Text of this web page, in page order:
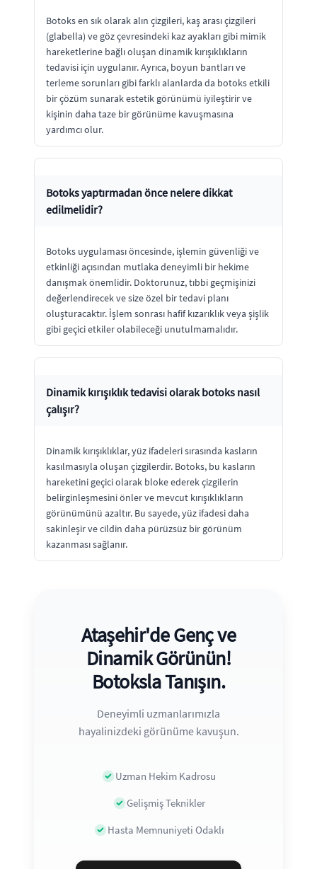
Botoks en sık olarak alın çizgileri, kaş arası çizgileri
(glabella) ve göz çevresindeki kaz ayakları gibi mimik
hareketlerine bağlı oluşan dinamik kırışıklıkların
tedavisi için uygulanır. Ayrıca, boyun bantları ve
terleme sorunları gibi farklı alanlarda da botoks etkili
bir çözüm sunarak estetik görünümü iyileştirir ve
kişinin daha taze bir görünüme kavuşmasına
yardımcı olur.
Botoks yaptırmadan önce nelere dikkat
edilmelidir?
Botoks uygulaması öncesinde, işlemin güvenliği ve
etkinliği açısından mutlaka deneyimli bir hekime
danışmak önemlidir. Doktorunuz, tıbbi geçmişinizi
değerlendirecek ve size özel bir tedavi planı
oluşturacaktır. İşlem sonrası hafif kızarıklık veya şişlik
gibi geçici etkiler olabileceği unutulmamalıdır.
Dinamik kırışıklık tedavisi olarak botoks nasıl
çalışır?
Dinamik kırışıklıklar, yüz ifadeleri sırasında kasların
kasılmasıyla oluşan çizgilerdir. Botoks, bu kasların
hareketini geçici olarak bloke ederek çizgilerin
belirginleşmesini önler ve mevcut kırışıklıkların
görünümünü azaltır. Bu sayede, yüz ifadesi daha
sakinleşir ve cildin daha pürüzsüz bir görünüm
kazanması sağlanır.
Ataşehir'de Genç ve
Dinamik Görünün!
Botoksla Tanışın.
Deneyimli uzmanlarımızla
hayalinizdeki görünüme kavuşun.
Uzman Hekim Kadrosu
Gelişmiş Teknikler
Hasta Memnuniyeti Odaklı